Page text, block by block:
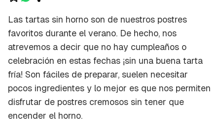
Las tartas sin horno son de nuestros postres
favoritos durante el verano. De hecho, nos
atrevemos a decir que no hay cumpleaños o
celebración en estas fechas ¡sin una buena tarta
fría! Son fáciles de preparar, suelen necesitar
pocos ingredientes y lo mejor es que nos permiten
disfrutar de postres cremosos sin tener que
encender el horno.